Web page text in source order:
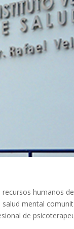
humanos
mental
de